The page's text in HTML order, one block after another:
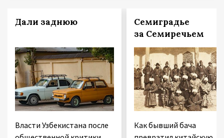
Дали заднюю
Власти Узбекистана после
Семиградье
за Семиречьем
Как бывший бача